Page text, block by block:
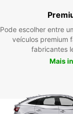
Pode escolher entre
veículos premium
fabricantes
Mais